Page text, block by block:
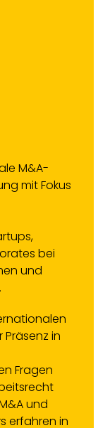
M&A-
mit Fokus
bei
und
in
Fragen
und
erfahren in